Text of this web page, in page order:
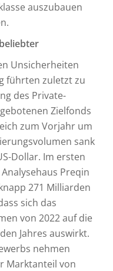
auszubauen
Unsicherheiten
führten zuletzt zu
des Private-
Zielfonds
zum Vorjahr um
sank
Dollar. Im ersten
Preqin
271 Milliarden
sich das
von 2022 auf die
Jahres auswirkt.
nehmen
Marktanteil von